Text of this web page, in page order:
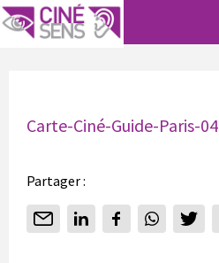
Carte-Ciné-Guide-Paris-04
Partager :